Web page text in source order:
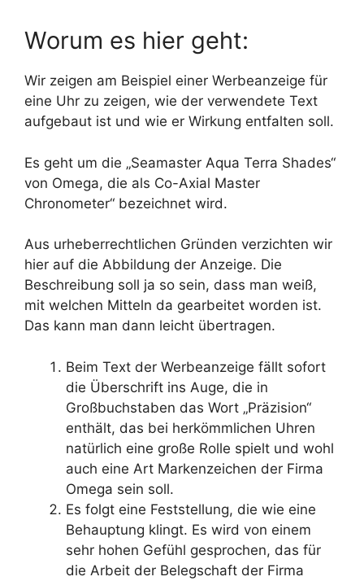
Worum es hier geht:
Wir zeigen am Beispiel einer Werbeanzeige für
eine Uhr zu zeigen, wie der verwendete Text
aufgebaut ist und wie er Wirkung entfalten soll.
Es geht um die „Seamaster Aqua Terra Shades“
von Omega, die als Co-Axial Master
Chronometer“ bezeichnet wird.
Aus urheberrechtlichen Gründen verzichten wir
hier auf die Abbildung der Anzeige. Die
Beschreibung soll ja so sein, dass man weiß,
mit welchen Mitteln da gearbeitet worden ist.
Das kann man dann leicht übertragen.
Beim Text der Werbeanzeige fällt sofort
die Überschrift ins Auge, die in
Großbuchstaben das Wort „Präzision“
enthält, das bei herkömmlichen Uhren
natürlich eine große Rolle spielt und wohl
auch eine Art Markenzeichen der Firma
Omega sein soll.
Es folgt eine Feststellung, die wie eine
Behauptung klingt. Es wird von einem
sehr hohen Gefühl gesprochen, das für
die Arbeit der Belegschaft der Firma